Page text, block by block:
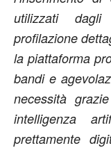
utilizzati
profilazione
la piattaforma
bandi e
necessità
intelligenza
prettamente